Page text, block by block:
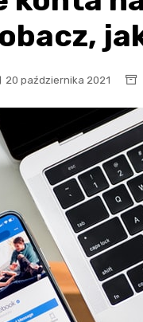
20 października 2021